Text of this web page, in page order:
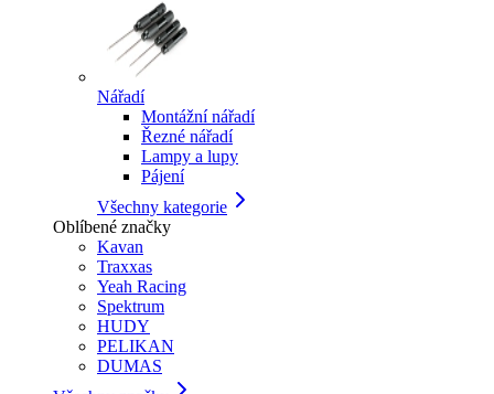
Nářadí
Montážní nářadí
Řezné nářadí
Lampy a lupy
Pájení
Všechny kategorie
Oblíbené značky
Kavan
Traxxas
Yeah Racing
Spektrum
HUDY
PELIKAN
DUMAS